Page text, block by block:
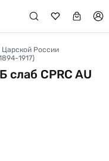
России
1917)
слаб CPRC AU